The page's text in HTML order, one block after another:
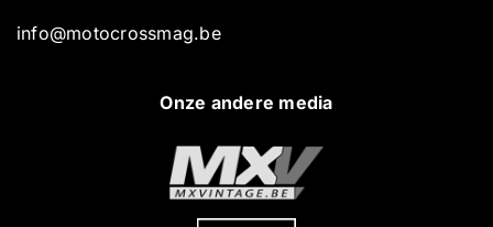
info@motocrossmag.be
Onze andere media